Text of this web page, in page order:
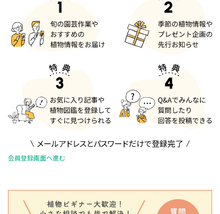
メールアドレスとパスワードだけで登録完了
会員登録画面へ進む